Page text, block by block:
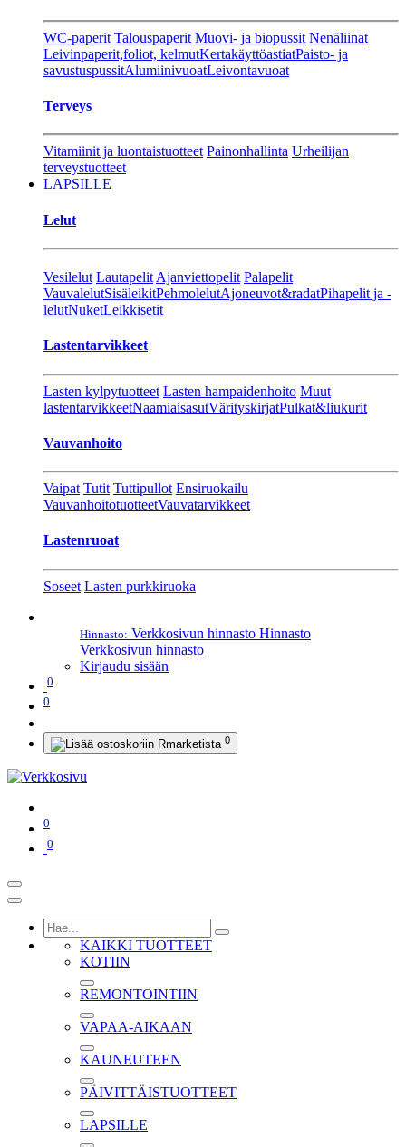
WC-paperit Talouspaperit Muovi- ja biopussit Nenäliinat
Leivinpaperit,foliot, kelmutKertakäyttöastiatPaisto- ja
savustuspussitAlumiinivuoatLeivontavuoat
Terveys
Vitamiinit ja luontaistuotteet Painonhallinta Urheilijan
terveystuotteet
LAPSILLE
Lelut
Vesilelut Lautapelit Ajanviettopelit Palapelit
VauvalelutSisäleikitPehmolelutAjoneuvot&radatPihapelit ja -
lelutNuketLeikkisetit
Lastentarvikkeet
Lasten kylpytuotteet Lasten hampaidenhoito Muut
lastentarvikkeetNaamiaisasutVärityskirjatPulkat&liukurit
Vauvanhoito
Vaipat Tutit Tuttipullot Ensiruokailu
VauvanhoitotuotteetVauvatarvikkeet
Lastenruoat
Soseet Lasten purkkiruoka
Hinnasto: Verkkosivun hinnasto Hinnasto
Verkkosivun hinnasto
Kirjaudu sisään
0
0
0
0
0
KAIKKI TUOTTEET
KOTIIN
REMONTOINTIIN
VAPAA-AIKAAN
KAUNEUTEEN
PÄIVITTÄISTUOTTEET
LAPSILLE